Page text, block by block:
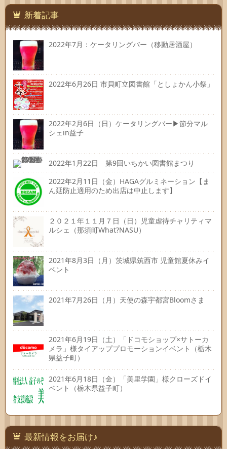
新着記事
2022年7月：ケータリングバー（移動居酒屋）
2022年6月26日 市貝町立図書館「としょかん小祭」
2022年2月6日（日）ケータリングバー▶節分マル
シェin益子
2022年1月22日 第9回いちかい図書館まつり
2022年2月11日（金）HAGAグルミネーション【ま
ん延防止適用のため出店は中止します】
２０２１年１１月７日（日）児童虐待チャリティマ
ルシェ（那須町What?NASU）
2021年8月3日（月）茨城県筑西市 児童館夏休みイ
ベント
2021年7月26日（月）天使の森宇都宮Bloomさま
2021年6月19日（土）「ドコモショップ×サトーカ
メラ」様タイアッププロモーションイベント（栃木
県益子町）
2021年6月18日（金）「美里学園」様クローズドイ
ベント（栃木県益子町）
最新情報をお届け♪